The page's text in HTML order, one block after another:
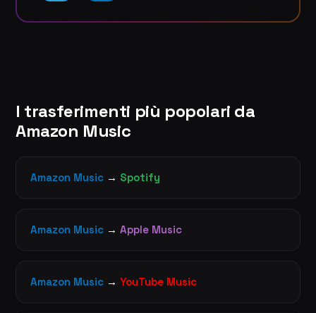
I trasferimenti più popolari da
Amazon Music
Amazon Music → Spotify
Amazon Music → Apple Music
Amazon Music → YouTube Music